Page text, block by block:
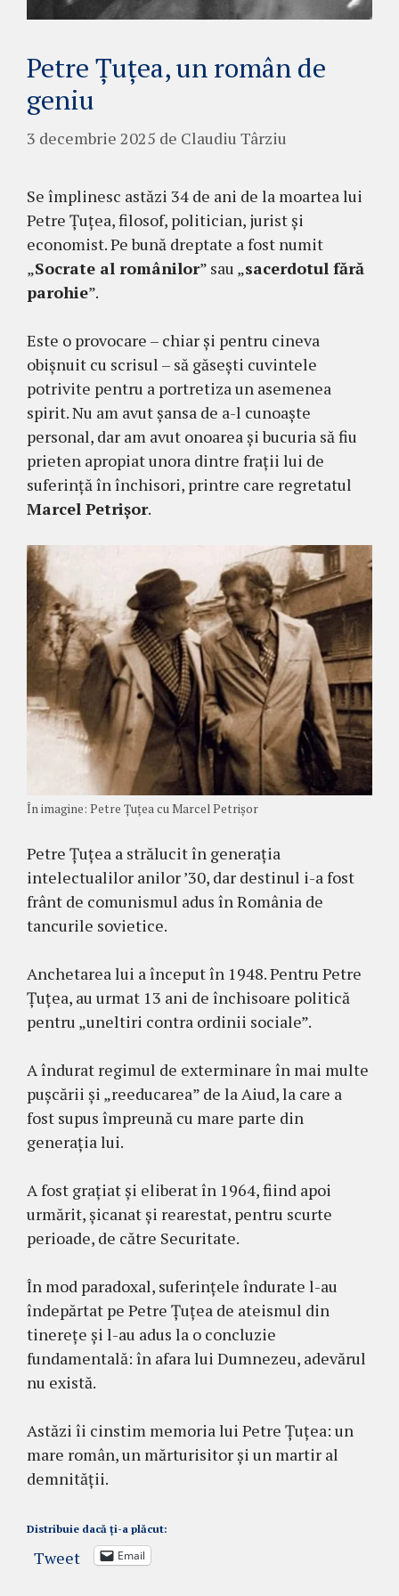
Petre Țuțea, un român de
geniu
3 decembrie 2025 de Claudiu Târziu
Se împlinesc astăzi 34 de ani de la moartea lui
Petre Țuțea, filosof, politician, jurist și
economist. Pe bună dreptate a fost numit
„Socrate al românilor” sau „sacerdotul fără
parohie”.
Este o provocare – chiar și pentru cineva
obișnuit cu scrisul – să găsești cuvintele
potrivite pentru a portretiza un asemenea
spirit. Nu am avut șansa de a-l cunoaște
personal, dar am avut onoarea și bucuria să fiu
prieten apropiat unora dintre frații lui de
suferință în închisori, printre care regretatul
Marcel Petrișor.
În imagine: Petre Țuțea cu Marcel Petrișor
Petre Țuțea a strălucit în generația
intelectualilor anilor ’30, dar destinul i-a fost
frânt de comunismul adus în România de
tancurile sovietice.
Anchetarea lui a început în 1948. Pentru Petre
Țuțea, au urmat 13 ani de închisoare politică
pentru „uneltiri contra ordinii sociale”.
A îndurat regimul de exterminare în mai multe
pușcării și „reeducarea” de la Aiud, la care a
fost supus împreună cu mare parte din
generația lui.
A fost grațiat și eliberat în 1964, fiind apoi
urmărit, șicanat și rearestat, pentru scurte
perioade, de către Securitate.
În mod paradoxal, suferințele îndurate l-au
îndepărtat pe Petre Țuțea de ateismul din
tinerețe și l-au adus la o concluzie
fundamentală: în afara lui Dumnezeu, adevărul
nu există.
Astăzi îi cinstim memoria lui Petre Țuțea: un
mare român, un mărturisitor și un martir al
demnității.
Distribuie dacă ți-a plăcut:
Tweet Email